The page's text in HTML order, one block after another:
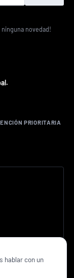
novedad!
PRIORITARIA
hablar con un